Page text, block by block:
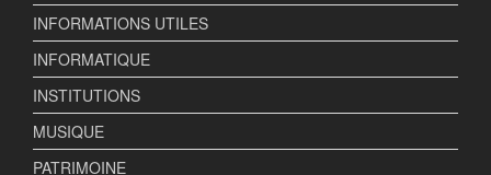
INFORMATIONS UTILES
INFORMATIQUE
INSTITUTIONS
MUSIQUE
PATRIMOINE